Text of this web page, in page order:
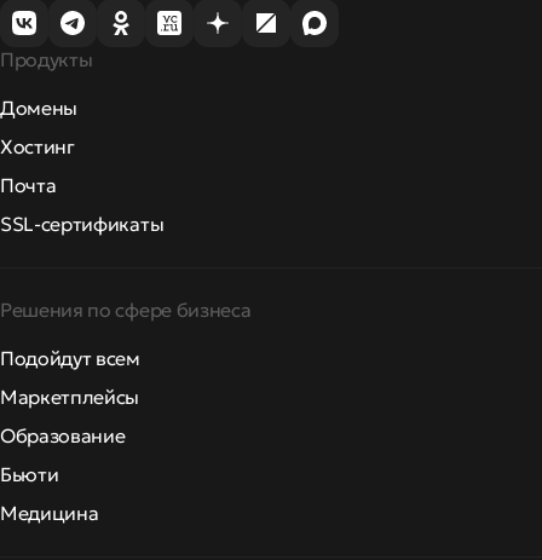
Продукты
Домены
Хостинг
Почта
SSL-сертификаты
Решения по сфере бизнеса
Подойдут всем
Маркетплейсы
Образование
Бьюти
Медицина